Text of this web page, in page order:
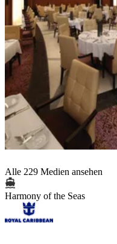
Alle 229 Medien ansehen
Harmony of the Seas